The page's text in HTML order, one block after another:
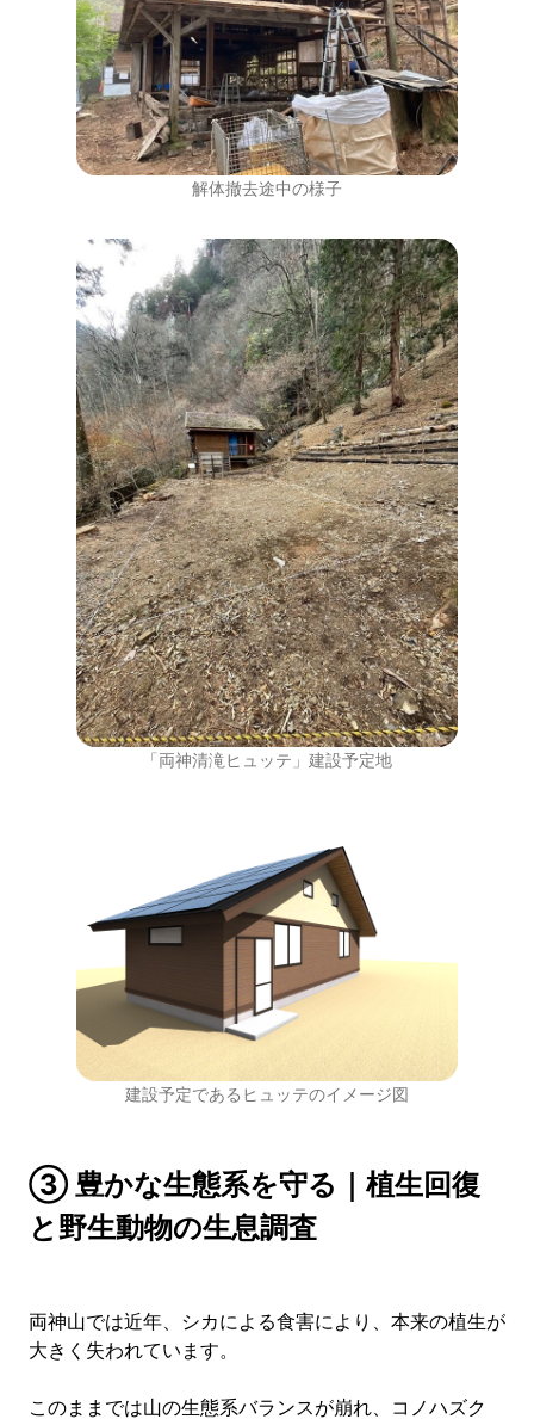
解体撤去途中の様子
「両神清滝ヒュッテ」建設予定地
建設予定であるヒュッテのイメージ図
③ 豊かな生態系を守る｜植生回復
と野生動物の生息調査
両神山では近年、シカによる食害により、本来の植生が
大きく失われています。
このままでは山の生態系バランスが崩れ、コノハズク